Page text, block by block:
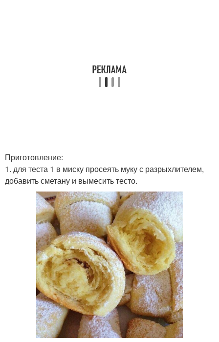
Приготовление:
1. для теста 1 в миску просеять муку с разрыхлителем,
добавить сметану и вымесить тесто.